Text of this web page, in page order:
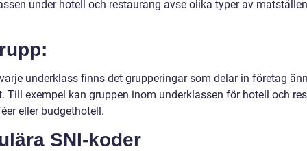
under hotell och restaurang avse olika typer av
underklass finns det grupperingar som delar in företag
Till exempel kan gruppen inom underklassen för hotell och
eller budgethotell.
SNI-koder